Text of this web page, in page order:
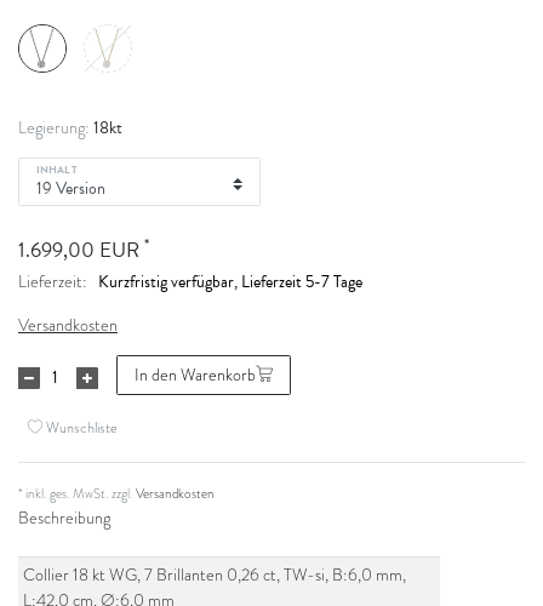
Legierung: 18kt
INHALT
1.699,00 EUR *
Lieferzeit: Kurzfristig verfügbar, Lieferzeit 5-7 Tage
Versandkosten
In den Warenkorb
Wunschliste
* inkl. ges. MwSt. zzgl.Versandkosten
Beschreibung
Collier 18 kt WG, 7 Brillanten 0,26 ct, TW-si, B:6,0 mm,
L:42,0 cm, Ø:6,0 mm